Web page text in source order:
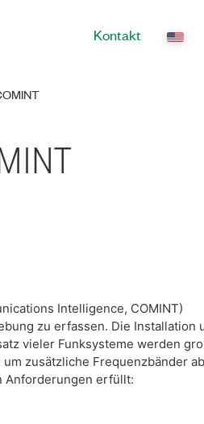
Kontakt
Intelligence, COMINT)
zu erfassen. Die Installation
vieler Funksysteme werden
zusätzliche Frequenzbänder
Anforderungen erfüllt: